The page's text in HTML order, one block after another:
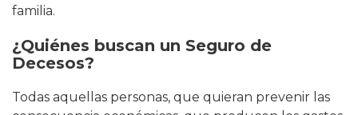
familia.
¿Quiénes buscan un Seguro de
Decesos?
Todas aquellas personas, que quieran prevenir las